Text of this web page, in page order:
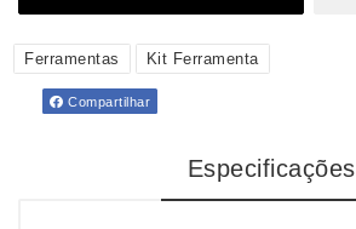
Ferramentas Kit Ferramenta
Compartilhar
Especificações